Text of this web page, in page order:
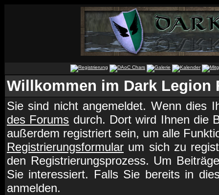
Willkommen im Dark Legion
Sie sind nicht angemeldet. Wenn dies
des Forums durch. Dort wird Ihnen die
außerdem registriert sein, um alle
Registrierungsformular um sich zu
den Registrierungsprozess. Um
Sie interessiert. Falls Sie bereits in
anmelden.